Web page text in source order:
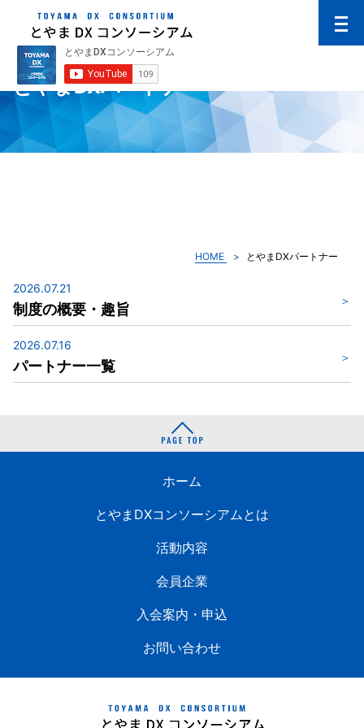
とやまDXパートナー
HOME とやまDXパートナー
2026.07.21
制度の概要・趣旨
2026.07.16
パートナー一覧
ホーム
とやまDXコンソーシアムとは
活動内容
会員企業
入会案内・申込
お問い合わせ